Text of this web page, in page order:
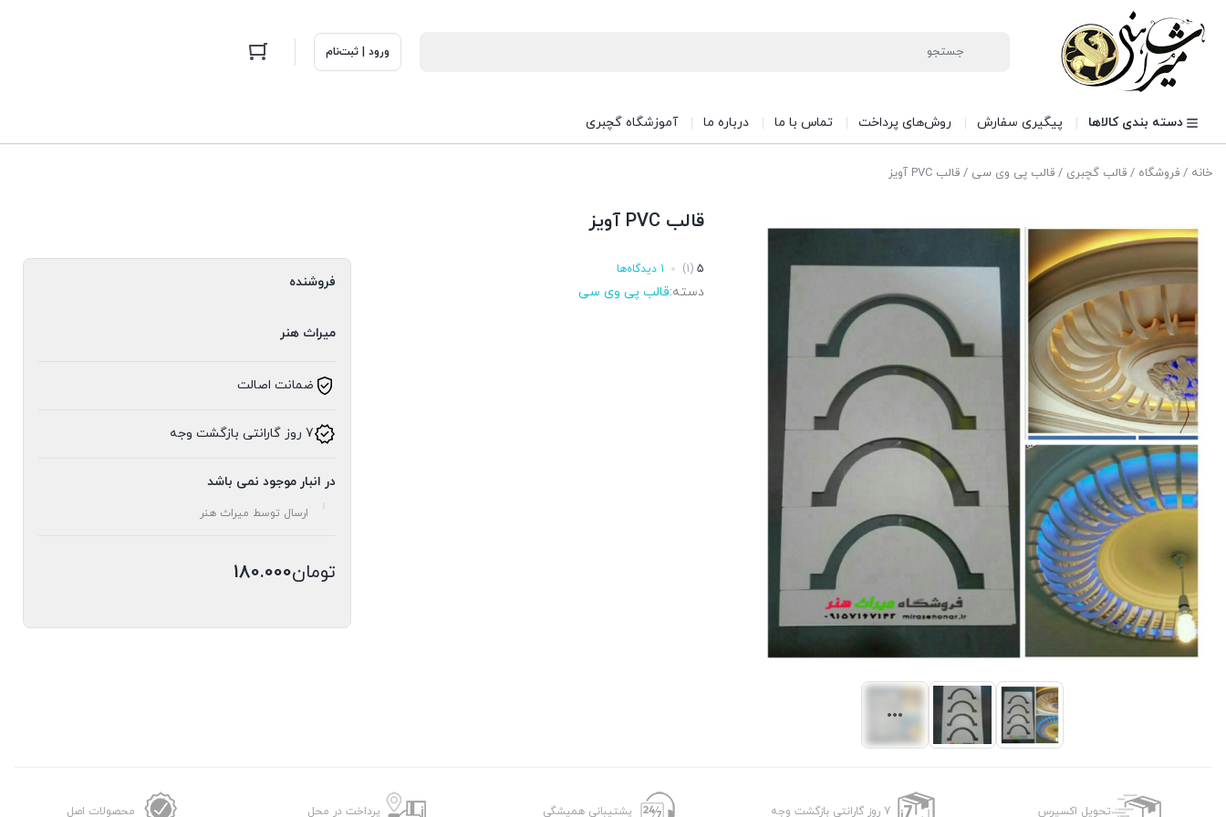
ورود | ثبت‌نام
دسته بندی کالاها پیگیری سفارش روش‌های پرداخت تماس با ما درباره ما آموزشگاه گچبری
خانه / فروشگاه / قالب گچبری / قالب پی وی سی / قالب PVC آویز
قالب PVC آویز
5
(1) 1 دیدگاه‌ها
دسته:قالب پی وی سی
فروشنده
میراث هنر
ضمانت اصالت
7 روز گارانتی بازگشت وجه
در انبار موجود نمی باشد
ارسال توسط میراث هنر
تومان180.000
تحویل اکسپرس 7 روز گارانتی بازگشت وجه پشتیبانی همیشگی پرداخت در محل محصولات اصل